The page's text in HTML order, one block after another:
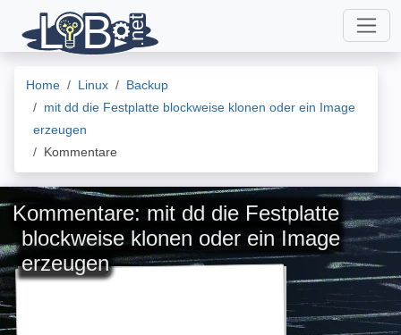
Home Linux
Backup
mit dd die Festplatte blockweise klonen oder ein Image
erzeugen
Kommentare
Kommentare: mit dd die Festplatte
blockweise klonen oder ein Image
erzeugen